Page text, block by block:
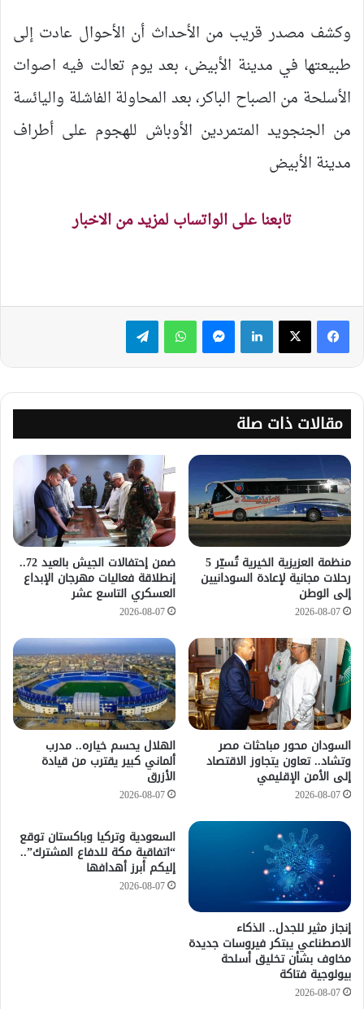
وكشف مصدر قريب من الأحداث أن الأحوال عادت إلى
طبيعتها في مدينة الأبيض، بعد يوم تعالت فيه اصوات
الأسلحة من الصباح الباكر، بعد المحاولة الفاشلة واليائسة
من الجنجويد المتمردين الأوباش للهجوم على أطراف
مدينة الأبيض
تابعنا على الواتساب لمزيد من الاخبار
لينكدإن ماسنجر واتساب تيلقرام
مقالات ذات صلة
منظمة العزيزية الخيرية تُسيّر 5
رحلات مجانية لإعادة السودانيين
إلى الوطن
2026-08-07
ضمن إحتفالات الجيش بالعيد 72..
إنطلاقة فعاليات مهرجان الإبداع
العسكري التاسع عشر
2026-08-07
السودان محور مباحثات مصر
وتشاد.. تعاون يتجاوز الاقتصاد
إلى الأمن الإقليمي
2026-08-07
الهلال يحسم خياره.. مدرب
ألماني كبير يقترب من قيادة
الأزرق
2026-08-07
إنجاز مثير للجدل.. الذكاء
الاصطناعي يبتكر فيروسات جديدة
مخاوف بشأن تخليق أسلحة
بيولوجية فتاكة
2026-08-07
السعودية وتركيا وباكستان توقع
“اتفاقية مكة للدفاع المشترك”..
إليكم أبرز أهدافها
2026-08-07